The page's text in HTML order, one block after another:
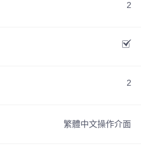
2
2
繁體中文操作介面